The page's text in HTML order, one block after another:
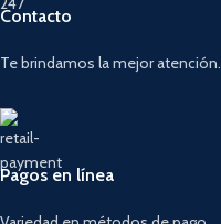
Contacto
Te brindamos la mejor atención.
Pagos en línea